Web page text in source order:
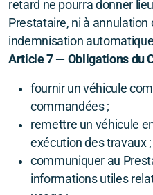
retard ne pourra donner
Prestataire, ni à
indemnisation
Article 7 — Obligations du
fournir un véhicule
commandées ;
remettre un véhicule
exécution des travaux ;
communiquer au
informations utiles